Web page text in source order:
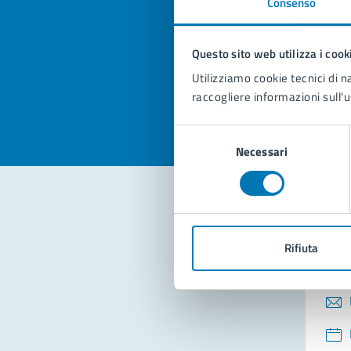
Questo sito web utilizza i
Utilizziamo cookie tecnici di
raccogliere informazioni
consenso
Necessari
Rifiuta